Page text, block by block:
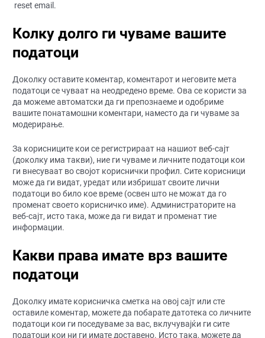
reset email.
Колку долго ги чуваме вашите
податоци
Доколку оставите коментар, коментарот и неговите мета
податоци се чуваат на неодредено време. Ова се користи за
да можеме автоматски да ги препознаеме и одобриме
вашите понатамошни коментари, наместо да ги чуваме за
модерирање.
За корисниците кои се регистрираат на нашиот веб-сајт
(доколку има такви), ние ги чуваме и личните податоци кои
ги внесуваат во својот кориснички профил. Сите корисници
може да ги видат, уредат или избришат своите лични
податоци во било кое време (освен што не можат да го
променат своето корисничко име). Администраторите на
веб-сајт, исто така, може да ги видат и променат тие
информации.
Какви права имате врз вашите
податоци
Доколку имате корисничка сметка на овој сајт или сте
оставиле коментар, можете да побарате датотека со личните
податоци кои ги поседуваме за вас, вклучувајќи ги сите
податоци кои ни ги имате доставено. Исто така, можете да